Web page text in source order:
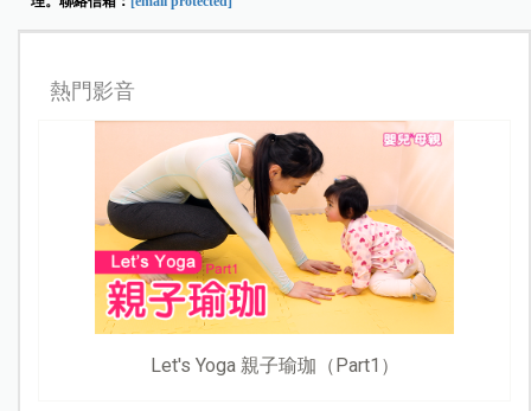
熱門影音
Let's Yoga 親子瑜珈（Part1）